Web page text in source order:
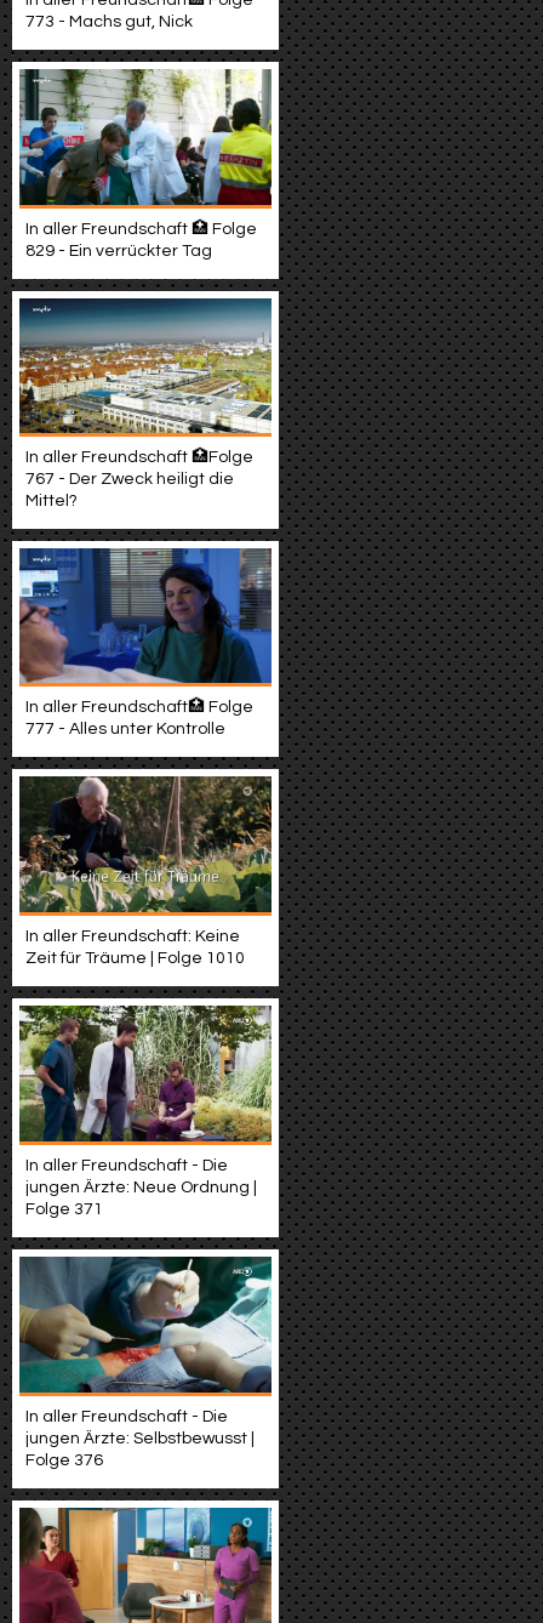
773 - Machs gut, Nick
In aller Freundschaft 🏥 Folge
829 - Ein verrückter Tag
In aller Freundschaft 🏥Folge
767 - Der Zweck heiligt die
Mittel?
In aller Freundschaft🏥 Folge
777 - Alles unter Kontrolle
In aller Freundschaft: Keine
Zeit für Träume | Folge 1010
In aller Freundschaft - Die
jungen Ärzte: Neue Ordnung |
Folge 371
In aller Freundschaft - Die
jungen Ärzte: Selbstbewusst |
Folge 376